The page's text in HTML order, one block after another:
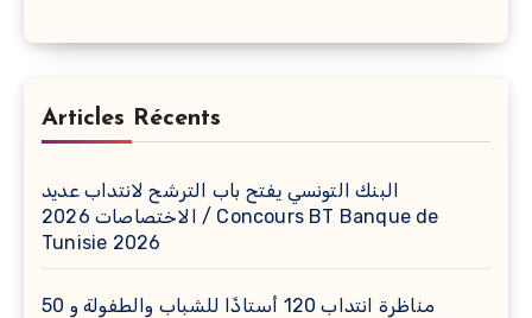
Articles Récents
البنك التونسي يفتح باب الترشح لانتداب عديد
الاختصاصات 2026 / Concours BT Banque de
Tunisie 2026
مناظرة انتداب 120 أستاذًا للشباب والطفولة و 50